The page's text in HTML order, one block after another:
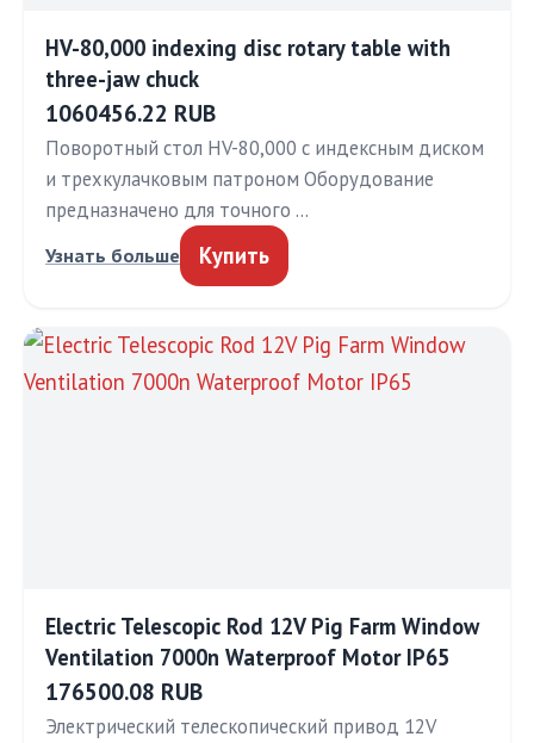
HV-80,000 indexing disc rotary table with
three-jaw chuck
1060456.22 RUB
Поворотный стол HV-80,000 с индексным диском
и трехкулачковым патроном Оборудование
предназначено для точного …
Узнать больше Купить
Electric Telescopic Rod 12V Pig Farm Window
Ventilation 7000n Waterproof Motor IP65
176500.08 RUB
Электрический телескопический привод 12V